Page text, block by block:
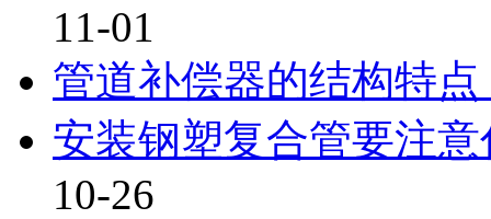
11-01
管道补偿器的结构特
安装钢塑复合管要注
10-26